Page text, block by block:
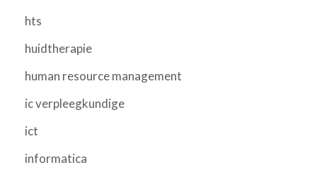
hts
huidtherapie
human resource management
ic verpleegkundige
ict
informatica